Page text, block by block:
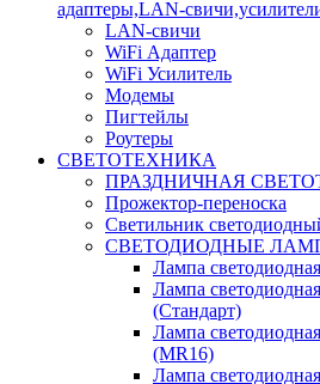
адаптеры,LAN-
LAN-свичи
WiFi Адаптер
WiFi Усилитель
Модемы
Пигтейлы
Роутеры
СВЕТОТЕХНИКА
ПРАЗДНИЧНАЯ
Прожектор-переноска
Светильник
СВЕТОДИОДНЫЕ
Лампа
Лампа
(Стандарт)
Лампа
(MR16)
Лампа